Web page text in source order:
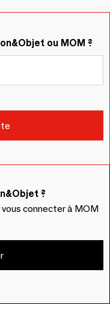
ou MOM ?
?
connecter à MOM